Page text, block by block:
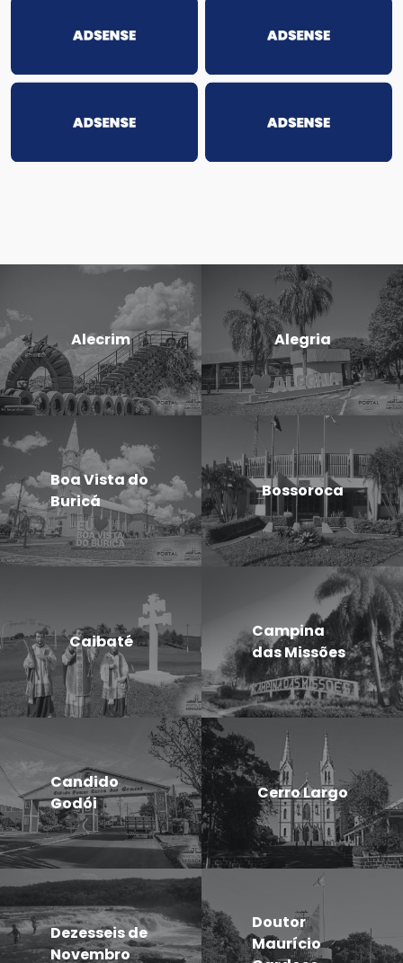
Alecrim Alegria
Boa Vista do
Buricá
Bossoroca
Caibaté
Campina
das Missões
Candido
Godói
Cerro Largo
Dezesseis de
Novembro
Doutor
Maurício